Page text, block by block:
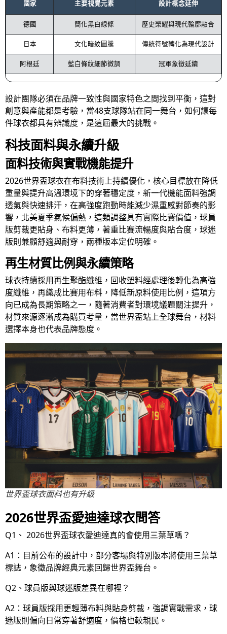
國家 主要視覺元素 設計概念延伸
德國 簡化黑白線條 歷史榮耀與現代輪廓融合
日本 文化暗紋圖騰 傳統符號轉化為現代設計
阿根廷 藍白條紋細節微調 冠軍象徵延續
設計團隊必須在品牌一致性與國家特色之間找到平衡，這對
創意與產能都是考驗，當48支球隊站在同一舞台，如何讓每
件球衣都具有辨識度，是這屆最大的挑戰。
科技面料與永續升級
面料技術與實戰機能提升
2026世界盃球衣在布料技術上持續優化，核心目標放在降低
重量與提升高溫環境下的穿著穩定度，新一代機能面料強調
透氣與快速排汗，在高強度跑動時能減少濕重感對節奏的影
響，北美夏季氣候偏熱，這類調整具有實際比賽價值，球員
版剪裁更貼身、布料更薄，著重比賽流暢度與貼合度，球迷
版則兼顧舒適與耐穿，兩種版本定位明確。
再生材質比例與永續策略
球衣持續採用再生聚酯纖維，回收塑料經處理後轉化為高強
度纖維，再織成比賽用布料，降低新原料使用比例，這項方
向已成為長期策略之一，隨著消費者對環境議題關注提升，
材質來源逐漸成為購買考量，當世界盃站上全球舞台，材料
選擇本身也代表品牌態度。
世界盃球衣面料也有升級
2026世界盃愛迪達球衣問答
Q1、 2026世界盃球衣愛迪達真的會使用三葉草嗎？
A1：目前公布的設計中，部分客場與特別版本將使用三葉草
標誌，象徵品牌經典元素回歸世界盃舞台。
Q2、球員版與球迷版差異在哪裡？
A2：球員版採用更輕薄布料與貼身剪裁，強調實戰需求，球
迷版則偏向日常穿著舒適度，價格也較親民。